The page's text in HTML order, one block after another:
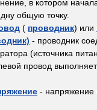
в котором
общую точку.
( проводник) или
- проводник
(источника
провод
-